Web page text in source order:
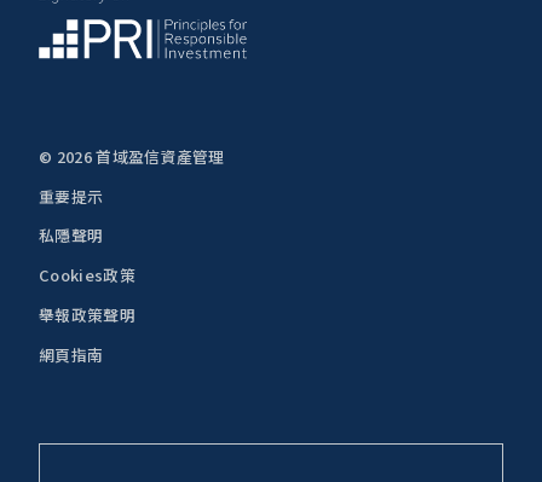
© 2026 首域盈信資產管理
重要提示
私隱聲明
Cookies政策
舉報政策聲明
網頁指南